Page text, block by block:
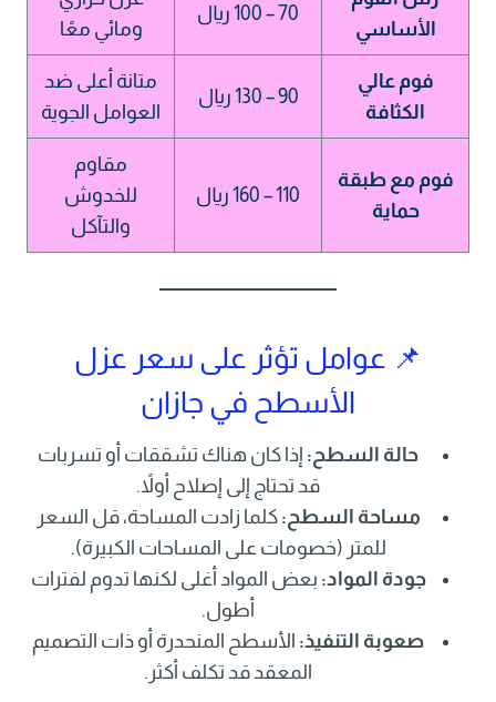
الأساسي
70 – 100 ريال
ومائي معًا
فوم عالي
الكثافة
90 – 130 ريال
متانة أعلى ضد
العوامل الجوية
فوم مع طبقة
حماية
110 – 160 ريال
مقاوم
للخدوش
والتآكل
📌 عوامل تؤثر على سعر عزل
الأسطح في جازان
حالة السطح: إذا كان هناك تشققات أو تسربات
قد تحتاج إلى إصلاح أولاً.
مساحة السطح: كلما زادت المساحة، قل السعر
للمتر (خصومات على المساحات الكبيرة).
جودة المواد: بعض المواد أغلى لكنها تدوم لفترات
أطول.
صعوبة التنفيذ: الأسطح المنحدرة أو ذات التصميم
المعقد قد تكلف أكثر.